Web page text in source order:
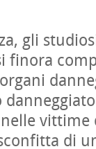
gli
finora
di